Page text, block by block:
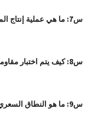
س7: ما هي عملية إنتاج المطاط المقاوم للتآكل؟
س8: كيف يتم اختبار مقاومة التآكل للمطاط؟
س9: ما هو النطاق السعري للمطاط المقاوم للتآكل؟